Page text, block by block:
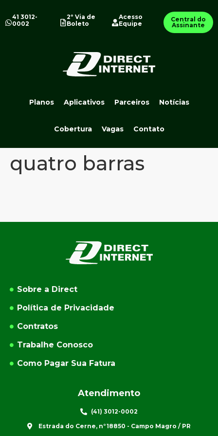
41 3012-
0002
2º Via de
Boleto
Acesso
Equipe
Central do
Assinante
Planos Aplicativos Parceiros Notícias
Cobertura Vagas Contato
quatro barras
Sobre a Direct
Política de Privacidade
Contratos
Trabalhe Conosco
Como Pagar Sua Fatura
Atendimento
(41) 3012-0002
Estrada do Cerne, n°18850 - Campo Magro / PR